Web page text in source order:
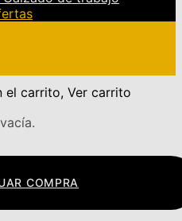
el carrito, Ver carrito
COMPRA